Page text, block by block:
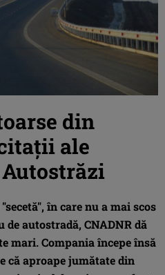
din
ale
în care nu a mai scos
autostradă, CNADNR dă
mari. Compania începe însă
că aproape jumătate din